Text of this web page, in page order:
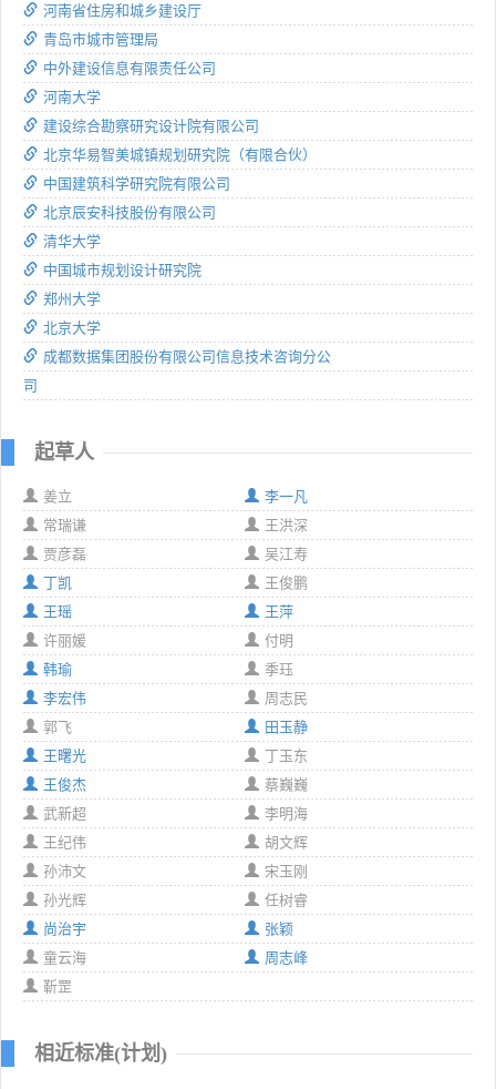
河南省住房和城乡建设厅
青岛市城市管理局
中外建设信息有限责任公司
河南大学
建设综合勘察研究设计院有限公司
北京华易智美城镇规划研究院（有限合伙）
中国建筑科学研究院有限公司
北京辰安科技股份有限公司
清华大学
中国城市规划设计研究院
郑州大学
北京大学
成都数据集团股份有限公司信息技术咨询分公
司
起草人
姜立
李一凡
常瑞谦
王洪深
贾彦磊
吴江寿
丁凯
王俊鹏
王瑶
王萍
许丽媛
付明
韩瑜
季珏
李宏伟
周志民
郭飞
田玉静
王曙光
丁玉东
王俊杰
蔡巍巍
武新超
李明海
王纪伟
胡文辉
孙沛文
宋玉刚
孙光辉
任树睿
尚治宇
张颖
童云海
周志峰
靳罡
相近标准(计划)